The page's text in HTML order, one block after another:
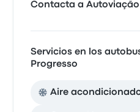
Contacta a Autoviação
Servicios en los
Progresso
Aire